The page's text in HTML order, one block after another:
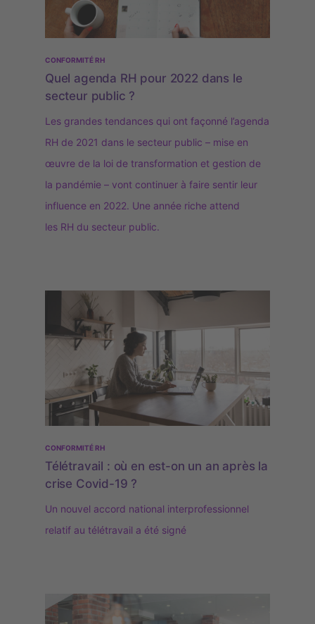
CONFORMITÉ RH
Quel agenda RH pour 2022 dans le
secteur public ?
Les grandes tendances qui ont façonné l’agenda
RH de 2021 dans le secteur public – mise en
œuvre de la loi de transformation et gestion de
la pandémie – vont continuer à faire sentir leur
influence en 2022. Une année riche attend
les RH du secteur public.
CONFORMITÉ RH
Télétravail : où en est-on un an après la
crise Covid-19 ?
Un nouvel accord national interprofessionnel
relatif au télétravail a été signé